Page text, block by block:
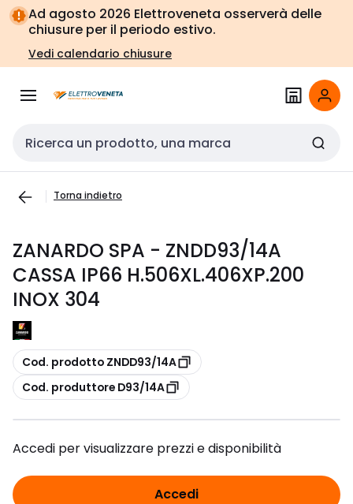
Vai alla
navigazione
Vai
alla
pagina
Ad agosto 2026 Elettroveneta osserverà delle
chiusure per il periodo estivo.
Vedi calendario chiusure
Cerca input
Torna indietro
ZANARDO SPA - ZNDD93/14A
CASSA IP66 H.506XL.406XP.200
INOX 304
copia
Cod. prodotto ZNDD93/14A
copia
Cod. produttore D93/14A
Accedi per visualizzare prezzi e disponibilità
Accedi